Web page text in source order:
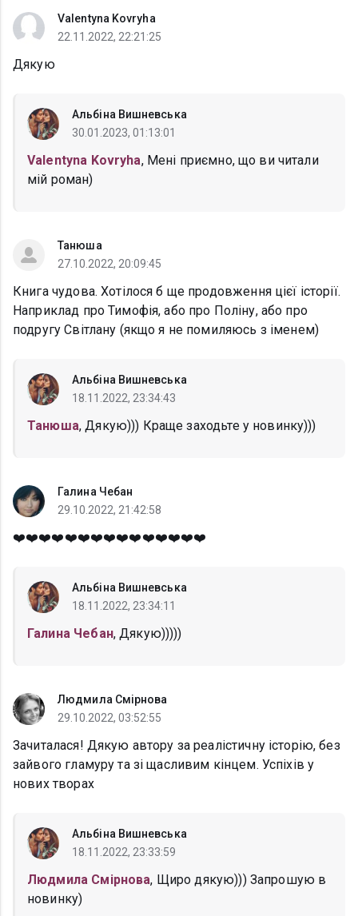
Valentyna Kovryha
22.11.2022, 22:21:25
Дякую
Альбіна Вишневська
30.01.2023, 01:13:01
Valentyna Kovryha, Мені приємно, що ви читали
мій роман)
Танюша
27.10.2022, 20:09:45
Книга чудова. Хотілося б ще продовження цієї історії.
Наприклад про Тимофія, або про Поліну, або про
подругу Світлану (якщо я не помиляюсь з іменем)
Альбіна Вишневська
18.11.2022, 23:34:43
Танюша, Дякую))) Краще заходьте у новинку)))
Галина Чебан
29.10.2022, 21:42:58
❤️❤️❤️❤️❤️❤️❤️❤️❤️❤️❤️❤️❤️❤️❤️
Альбіна Вишневська
18.11.2022, 23:34:11
Галина Чебан, Дякую)))))
Людмила Смірнова
29.10.2022, 03:52:55
Зачиталася! Дякую автору за реалістичну історію, без
зайвого гламуру та зі щасливим кінцем. Успіхів у
нових творах
Альбіна Вишневська
18.11.2022, 23:33:59
Людмила Смірнова, Щиро дякую))) Запрошую в
новинку)